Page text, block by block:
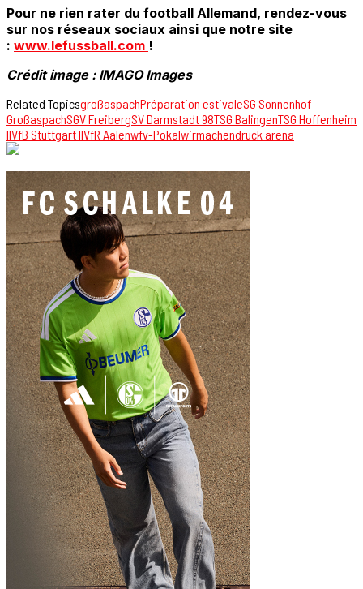
Pour ne rien rater du football Allemand, rendez-vous
sur nos réseaux sociaux ainsi que notre site
: www.lefussball.com !
Crédit image : IMAGO Images
Related TopicsgroßaspachPréparation estivaleSG Sonnenhof
GroßaspachSGV FreibergSV Darmstadt 98TSG BalingenTSG Hoffenheim
IIVfB Stuttgart IIVfR Aalenwfv-Pokalwirmachendruck arena